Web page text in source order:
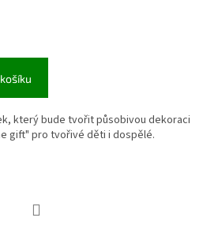
který bude tvořit působivou dekoraci
gift" pro tvořivé děti i dospělé.